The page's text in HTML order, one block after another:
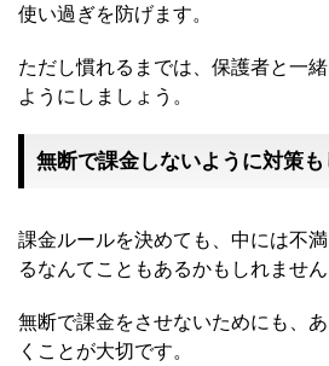
使い過ぎを防げます。
ただし慣れるまでは、保護者と一
ようにしましょう。
無断で課金しないように対策も
課金ルールを決めても、中には不
るなんてこともあるかもしれません
無断で課金をさせないためにも、
くことが大切です。